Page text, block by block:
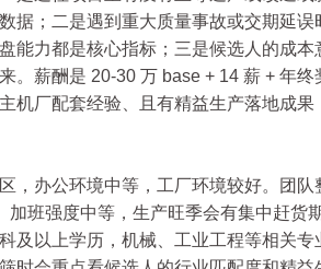
据；二是遇到重大质量事故或交期延误
能力都是核心指标；三是候选人的成本
。薪酬是 20-30 万 base + 14 薪 + 年终
机厂配套经验、且有精益生产落地成果
办公环境中等，工厂环境较好。团队
加班强度中等，生产旺季会有集中赶货
及以上学历，机械、工业工程等相关专